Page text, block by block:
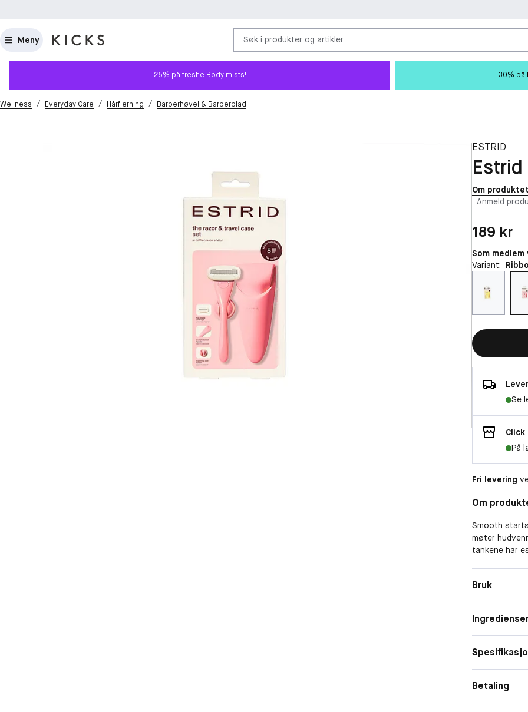
Meny Søk i produkter og artikler
25% på freshe Body mists! 30% på
Wellness / Everyday Care / Hårfjerning / Barberhøvel & Barberblad
ESTRID
Estrid
Om produktet
Anmeld
Variant:
Pris: 189 kr
189 kr
Som
Se
På
Fri levering
Om
Smooth
møter
tankene har
hele veien.
kommer med
oppbevaring i
Bruk
Betaling